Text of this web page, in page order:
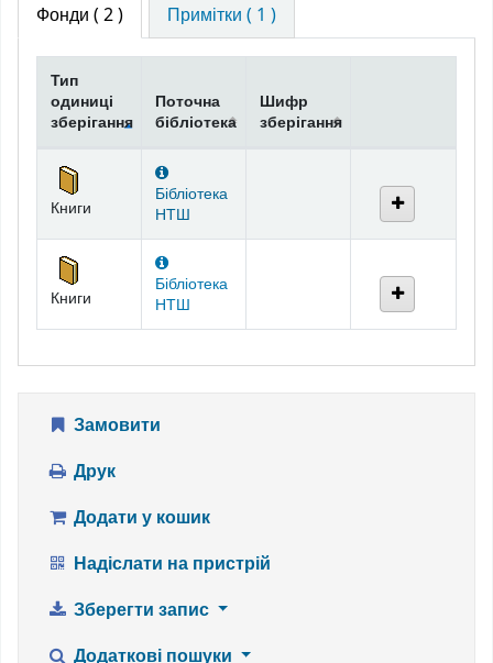
Фонди ( 2 ) Примітки ( 1 )
Фонди
Тип
одиниці
зберігання
Поточна
бібліотека
Шифр
зберігання
Книги
Бібліотека
НТШ
Книги
Бібліотека
НТШ
Замовити
Друк
Додати у кошик
Надіслати на пристрій
Зберегти запис
Додаткові пошуки